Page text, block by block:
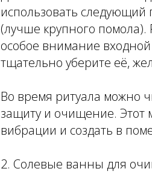
использовать следующий
(лучше крупного помола).
особое внимание
тщательно уберите её,
Во время ритуала можно
защиту и очищение. Этот
вибрации и создать в
2. Солевые ванны для